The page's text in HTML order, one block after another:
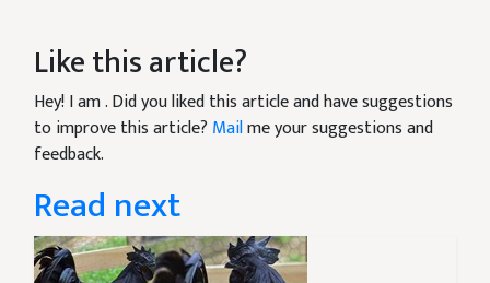
Like this article?
Hey! I am. Did you liked this article and have suggestions
to improve this article? Mailme your suggestions and
feedback.
Read next